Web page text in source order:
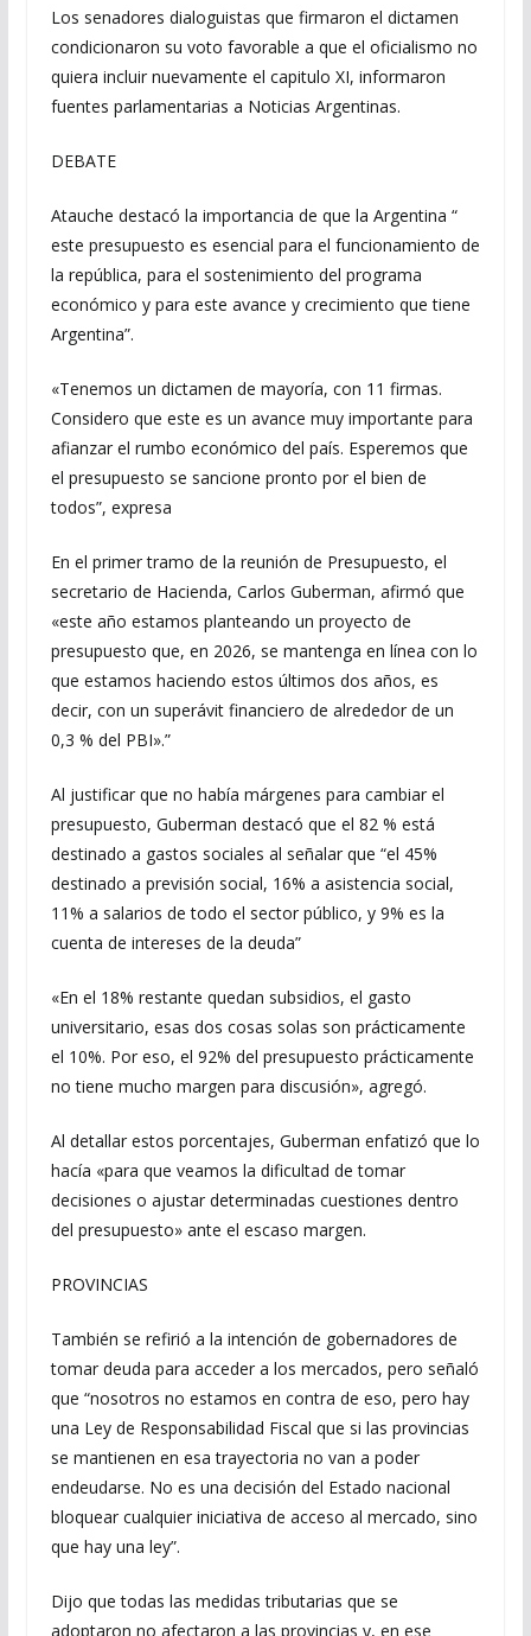
Los senadores dialoguistas que firmaron el dictamen
condicionaron su voto favorable a que el oficialismo no
quiera incluir nuevamente el capitulo XI, informaron
fuentes parlamentarias a Noticias Argentinas.
DEBATE
Atauche destacó la importancia de que la Argentina “
este presupuesto es esencial para el funcionamiento de
la república, para el sostenimiento del programa
económico y para este avance y crecimiento que tiene
Argentina”.
«Tenemos un dictamen de mayoría, con 11 firmas.
Considero que este es un avance muy importante para
afianzar el rumbo económico del país. Esperemos que
el presupuesto se sancione pronto por el bien de
todos”, expresa
En el primer tramo de la reunión de Presupuesto, el
secretario de Hacienda, Carlos Guberman, afirmó que
«este año estamos planteando un proyecto de
presupuesto que, en 2026, se mantenga en línea con lo
que estamos haciendo estos últimos dos años, es
decir, con un superávit financiero de alrededor de un
0,3 % del PBI».”
Al justificar que no había márgenes para cambiar el
presupuesto, Guberman destacó que el 82 % está
destinado a gastos sociales al señalar que “el 45%
destinado a previsión social, 16% a asistencia social,
11% a salarios de todo el sector público, y 9% es la
cuenta de intereses de la deuda”
«En el 18% restante quedan subsidios, el gasto
universitario, esas dos cosas solas son prácticamente
el 10%. Por eso, el 92% del presupuesto prácticamente
no tiene mucho margen para discusión», agregó.
Al detallar estos porcentajes, Guberman enfatizó que lo
hacía «para que veamos la dificultad de tomar
decisiones o ajustar determinadas cuestiones dentro
del presupuesto» ante el escaso margen.
PROVINCIAS
También se refirió a la intención de gobernadores de
tomar deuda para acceder a los mercados, pero señaló
que “nosotros no estamos en contra de eso, pero hay
una Ley de Responsabilidad Fiscal que si las provincias
se mantienen en esa trayectoria no van a poder
endeudarse. No es una decisión del Estado nacional
bloquear cualquier iniciativa de acceso al mercado, sino
que hay una ley”.
Dijo que todas las medidas tributarias que se
adoptaron no afectaron a las provincias y, en ese